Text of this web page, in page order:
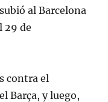
al Barcelona
29 de
contra el
Barça, y luego,